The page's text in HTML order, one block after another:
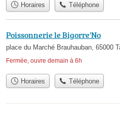
Horaires Téléphone
Poissonnerie le Bigorre'No
place du Marché Brauhauban, 65000
Fermée, ouvre demain à 6h
Horaires Téléphone